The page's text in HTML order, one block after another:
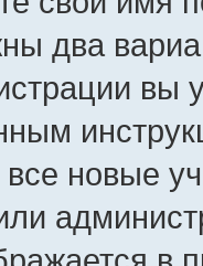
два
вы
все новые